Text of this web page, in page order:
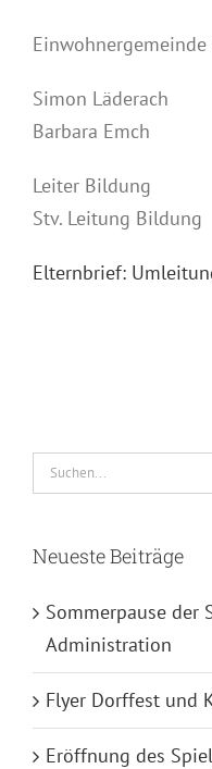
Einwohnergemeinde
Simon
Barbara Emch
Leiter
Stv. Leitung Bildung
Elternbrief:
Suche
nach:
Neueste Beiträge
Sommerpause der
Administration
Flyer Dorffest und
Eröffnung des